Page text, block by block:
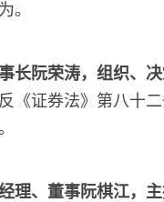
。
长阮荣涛，组织、决
《证券法》第八十
理、董事阮棋江，